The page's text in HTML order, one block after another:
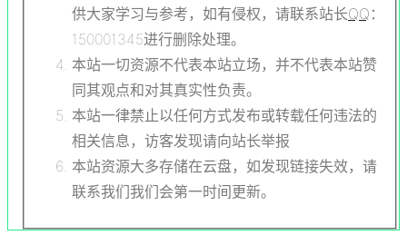
供大家学习与参考，如有侵权，请联系站长QQ ：
150001345进行删除处理。
本站一切资源不代表本站立场，并不代表本站赞
同其观点和对其真实性负责。
本站一律禁止以任何方式发布或转载任何违法的
相关信息，访客发现请向站长举报
本站资源大多存储在云盘，如发现链接失效，请
联系我们我们会第一时间更新。